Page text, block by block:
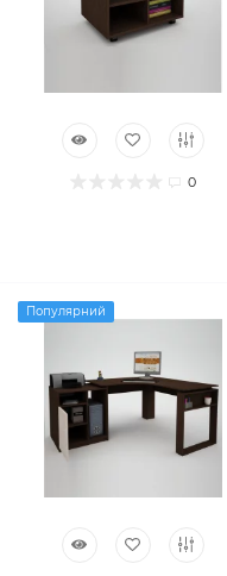
0
Популярний